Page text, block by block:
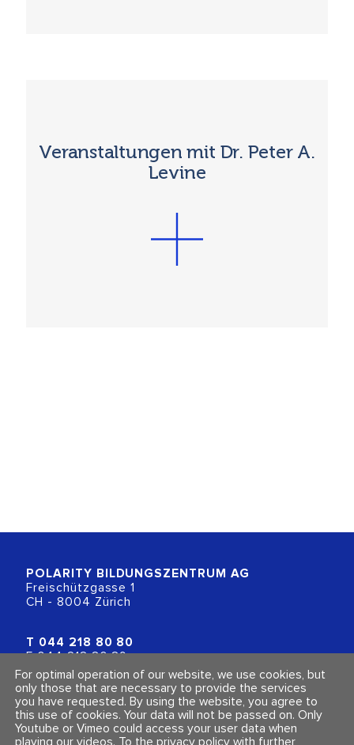
Veranstaltungen mit Dr. Peter A.
Levine
POLARITY BILDUNGSZENTRUM AG
Freischützgasse 1
CH - 8004 Zürich
T 044 218 80 80
F 044 218 80 89
info@polarity.ch
Contact & Info
General Terms and Conditions
Imprint & Privacy Policy
Follow us
For optimal operation of our website, we use cookies, but
only those that are necessary to provide the services
you have requested. By using the website, you agree to
this use of cookies. Your data will not be passed on. Only
Youtube or Vimeo could access your user data when
playing our videos. To the privacy policy with further